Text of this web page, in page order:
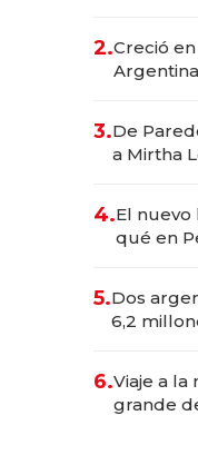
2.Creció
las
3.De
a Mirtha
4.El nuevo
qué en
para
5.Dos
6,2
6.Viaje a la
grande